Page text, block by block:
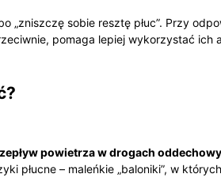
sobie resztę płuc”. Przy
pomaga lepiej wykorzystać ich
powietrza w drogach
płucne – maleńkie „baloniki”, w